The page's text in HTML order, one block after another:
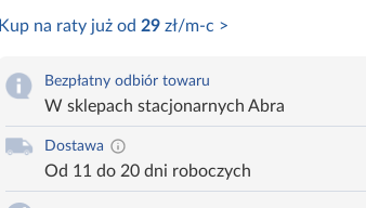
Kup na raty już od 29zł/m-c >
Bezpłatny odbiór towaru
W sklepach stacjonarnych Abra
Dostawa
Od 11 do 20 dni roboczych